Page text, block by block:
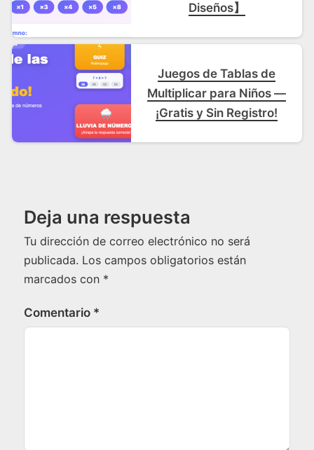
Diseños】
Juegos de Tablas de
Multiplicar para Niños —
¡Gratis y Sin Registro!
Deja una respuesta
Tu dirección de correo electrónico no será
publicada. Los campos obligatorios están
marcados con *
Comentario *